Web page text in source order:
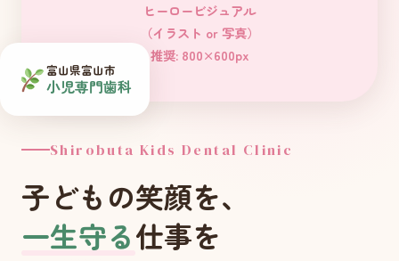
Shirobuta Kids Dental Clinic
子どもの笑顔を、
一生守る仕事を
ヒーロービジュアル
（イラスト or 写真）
推奨: 800×600px
富山県富山市
小児専門歯科